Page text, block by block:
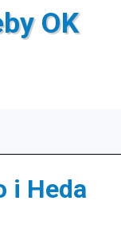
OK
i Heda